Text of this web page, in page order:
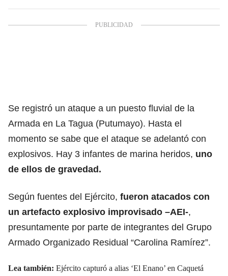
Se registró un ataque a un puesto fluvial de la
Armada en La Tagua (Putumayo). Hasta el
momento se sabe que el ataque se adelantó con
explosivos. Hay 3 infantes de marina heridos, uno
de ellos de gravedad.
Según fuentes del Ejército, fueron atacados con
un artefacto explosivo improvisado –AEI-,
presuntamente por parte de integrantes del Grupo
Armado Organizado Residual “Carolina Ramírez”.
Lea también: Ejército capturó a alias ‘El Enano’ en Caquetá